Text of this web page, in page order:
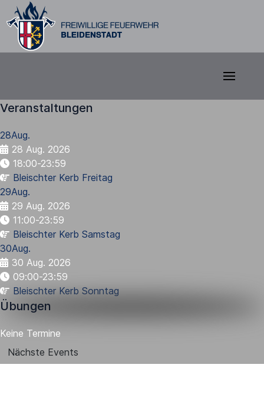
Veranstaltungen
28Aug.
28 Aug. 2026
18:00-23:59
Bleischter Kerb Freitag
29Aug.
29 Aug. 2026
11:00-23:59
Bleischter Kerb Samstag
30Aug.
30 Aug. 2026
09:00-23:59
Bleischter Kerb Sonntag
Übungen
Keine Termine
Nächste Events